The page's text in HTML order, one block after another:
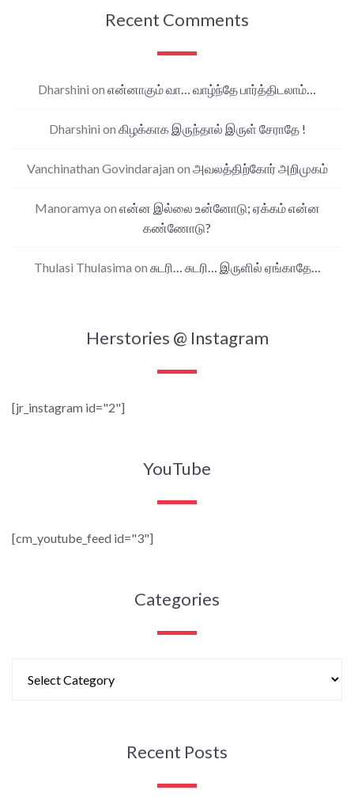
Recent Comments
Dharshini on என்னாகும் வா… வாழ்ந்தே பார்த்திடலாம்…
Dharshini on கிழக்காக இருந்தால் இருள் சேராதே !
Vanchinathan Govindarajan on அவலத்திற்கோர் அறிமுகம்
Manoramya on என்ன இல்லை உன்னோடு; ஏக்கம் என்ன
கண்ணோடு?
Thulasi Thulasima on சுடரி… சுடரி… இருளில் ஏங்காதே…
Herstories @ Instagram
[jr_instagram id="2"]
YouTube
[cm_youtube_feed id="3"]
Categories
Recent Posts